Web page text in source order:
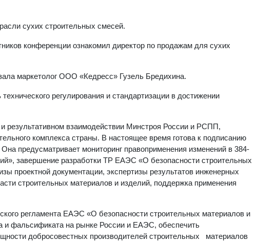
сухих строительных смесей.
конференции ознакомил директор по продажам для сухих
маркетолог ООО «Кедресс» Гузель Бредихина.
регулирования и стандартизации в достижении
результативном взаимодействии Минстроя России и РСПП,
комплекса страны. В настоящее время готова к подписанию
предусматривает мониторинг правоприменения изменений в 384-
завершение разработки ТР ЕАЭС «О безопасности строительных
проектной документации, экспертизы результатов инженерных
строительных материалов и изделий, поддержка применения
регламента ЕАЭС «О безопасности строительных материалов и
и фальсификата на рынке России и ЕАЭС, обеспечить
добросовестных производителей строительных материалов